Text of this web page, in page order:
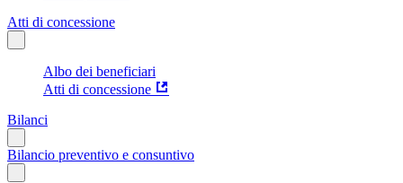
Atti di concessione
Albo dei beneficiari
Atti di concessione
Bilanci
Bilancio preventivo e consuntivo